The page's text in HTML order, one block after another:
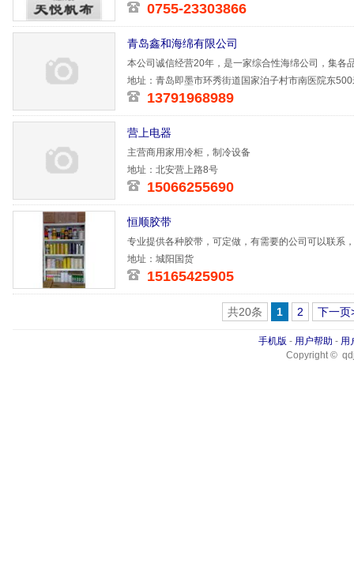
0755-23303866
青岛鑫和海绵有限公司
本公司诚信经营20年，是一家综合性海绵公司，集各
的新型公司
地址：青岛即墨市环秀街道国家泊子村市南医院东
13791968989
营上电器
主营商用家用冷柜，制冷设备
地址：北安营上路8号
15066255690
恒顺胶带
专业提供各种胶带，可定做，有需要的公司可以联系
地址：城阳国货
15165425905
共20条 1 2 下一页
手机版 - 用户帮助 - 用
Copyright ©